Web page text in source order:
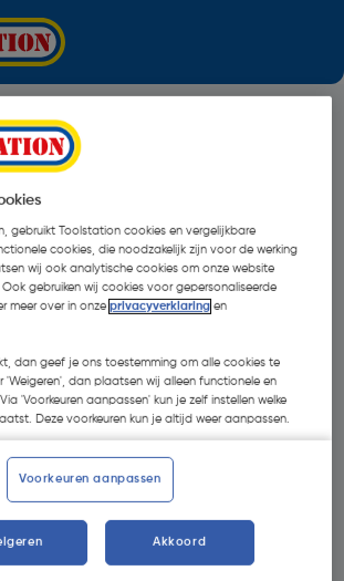
Oops!
gebruikt Toolstation cookies en vergelijkbare
cookies, die noodzakelijk zijn voor de werking
wij ook analytische cookies om onze website
gebruiken wij cookies voor gepersonaliseerde
meer over in onzeprivacyverklaring en
dan geef je ons toestemming om alle cookies te
'Weigeren', dan plaatsen wij alleen functionele en
'Voorkeuren aanpassen' kun je zelf instellen welke
Deze voorkeuren kun je altijd weer aanpassen.
Voorkeuren aanpassen
Akkoord